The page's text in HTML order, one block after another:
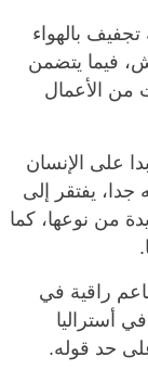
بالهواء
فيما يتضمن
من الأعمال
على الإنسان
جدا، يفتقر إلى
من نوعها، كما
راقية في
أستراليا
على حد قوله.